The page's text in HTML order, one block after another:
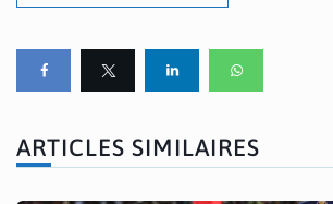
ARTICLES SIMILAIRES